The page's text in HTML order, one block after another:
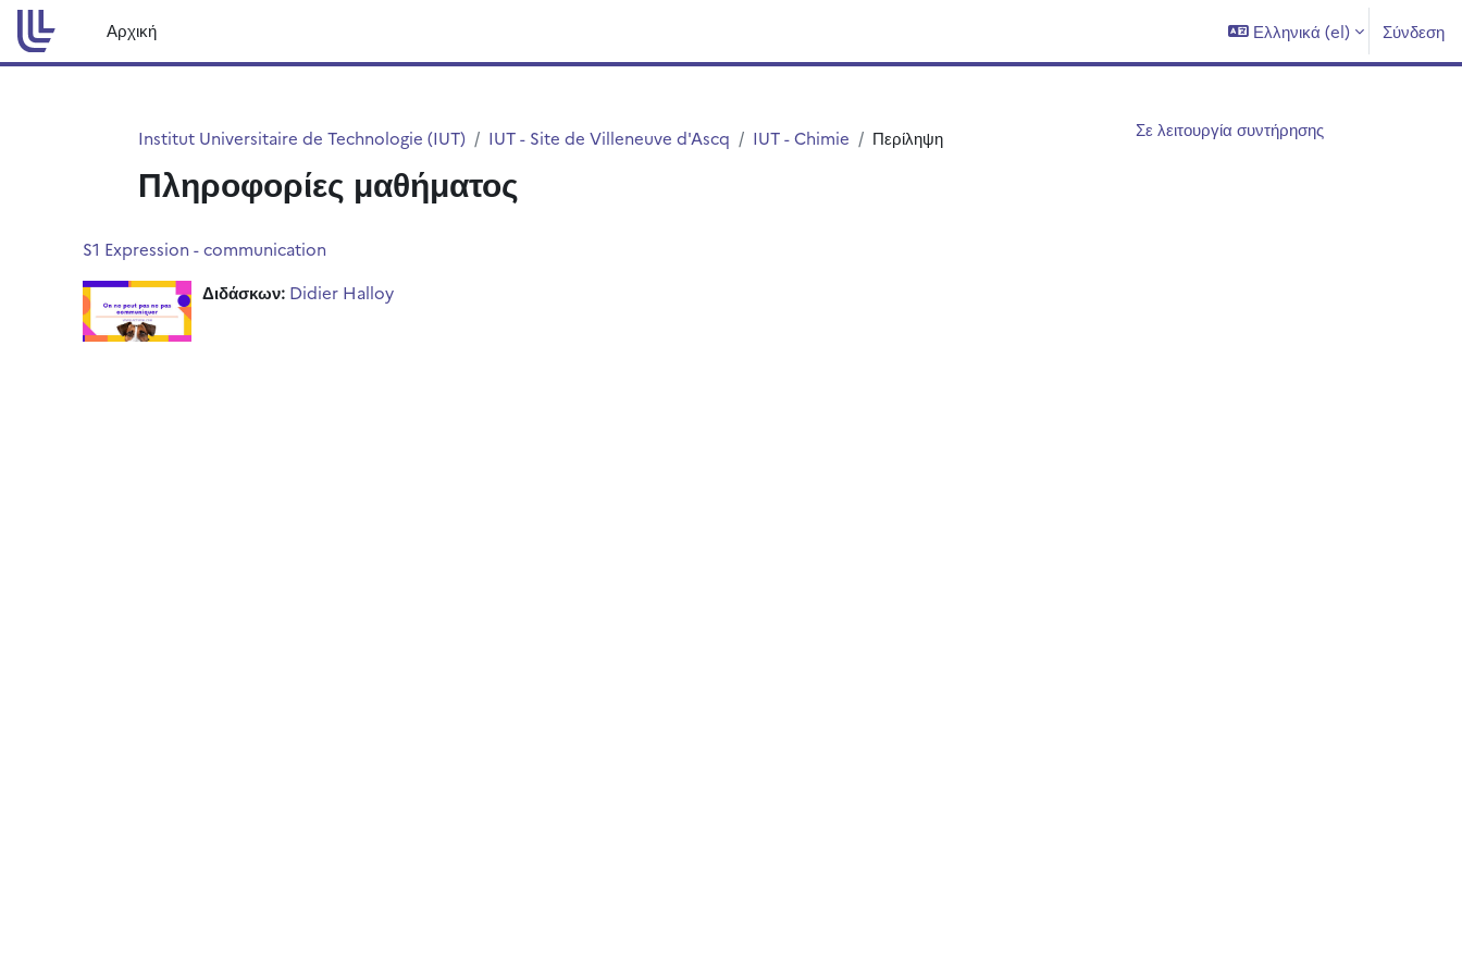
Μετάβαση στο κεντρικό περιεχόμενο
Αρχική
Ελληνικά ‎(el)‎ Σύνδεση
Institut Universitaire de Technologie (IUT) IUT - Site de Villeneuve d'Ascq IUT - Chimie Περίληψη Σε λειτουργία συντήρησης
Πληροφορίες μαθήματος
S1 Expression - communication
Διδάσκων: Didier Halloy